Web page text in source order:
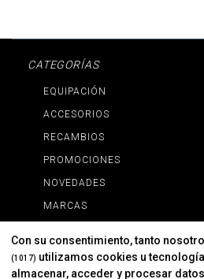
CATEGORÍAS
EQUIPACIÓN
ACCESORIOS
RECAMBIOS
PROMOCIONES
NOVEDADES
MARCAS
INFORMACIÓN
Con su consentimiento, tanto
(1017) utilizamos cookies u
almacenar, acceder y procesar